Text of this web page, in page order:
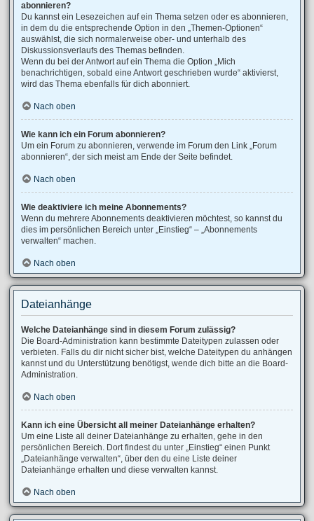
abonnieren?
Du kannst ein Lesezeichen auf ein Thema setzen oder es abonnieren,
in dem du die entsprechende Option in den „Themen-Optionen“
auswählst, die sich normalerweise ober- und unterhalb des
Diskussionsverlaufs des Themas befinden.
Wenn du bei der Antwort auf ein Thema die Option „Mich
benachrichtigen, sobald eine Antwort geschrieben wurde“ aktivierst,
wird das Thema ebenfalls für dich abonniert.
Nach oben
Wie kann ich ein Forum abonnieren?
Um ein Forum zu abonnieren, verwende im Forum den Link „Forum
abonnieren“, der sich meist am Ende der Seite befindet.
Nach oben
Wie deaktiviere ich meine Abonnements?
Wenn du mehrere Abonnements deaktivieren möchtest, so kannst du
dies im persönlichen Bereich unter „Einstieg“ – „Abonnements
verwalten“ machen.
Nach oben
Dateianhänge
Welche Dateianhänge sind in diesem Forum zulässig?
Die Board-Administration kann bestimmte Dateitypen zulassen oder
verbieten. Falls du dir nicht sicher bist, welche Dateitypen du anhängen
kannst und du Unterstützung benötigst, wende dich bitte an die Board-
Administration.
Nach oben
Kann ich eine Übersicht all meiner Dateianhänge erhalten?
Um eine Liste all deiner Dateianhänge zu erhalten, gehe in den
persönlichen Bereich. Dort findest du unter „Einstieg“ einen Punkt
„Dateianhänge verwalten“, über den du eine Liste deiner
Dateianhänge erhalten und diese verwalten kannst.
Nach oben